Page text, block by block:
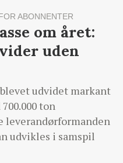
ABONNENTER
om året:
uden
udvidet markant
ton
leverandørformanden
udvikles i samspil